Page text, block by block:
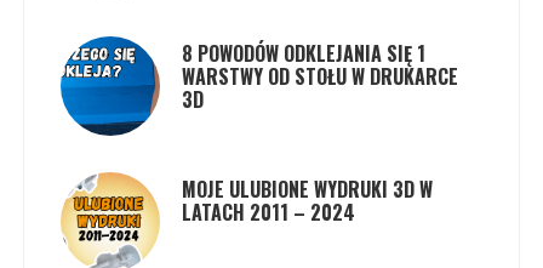
8 POWODÓW ODKLEJANIA SIĘ 1
WARSTWY OD STOŁU W DRUKARCE
3D
MOJE ULUBIONE WYDRUKI 3D W
LATACH 2011 – 2024